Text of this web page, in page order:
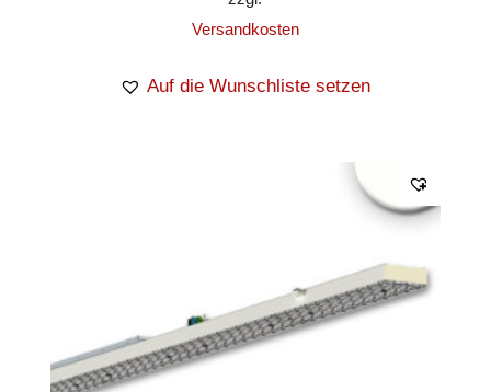
Versandkosten
Auf die Wunschliste setzen